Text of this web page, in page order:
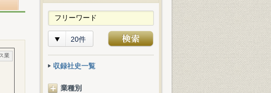
20件
収録社史一覧
業種別